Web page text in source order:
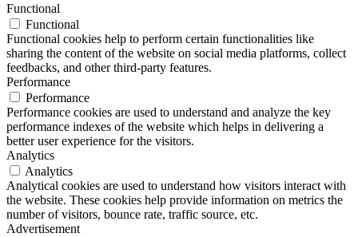
Functional
Functional
Functional cookies help to perform certain functionalities like
sharing the content of the website on social media platforms, collect
feedbacks, and other third-party features.
Performance
Performance
Performance cookies are used to understand and analyze the key
performance indexes of the website which helps in delivering a
better user experience for the visitors.
Analytics
Analytics
Analytical cookies are used to understand how visitors interact with
the website. These cookies help provide information on metrics the
number of visitors, bounce rate, traffic source, etc.
Advertisement